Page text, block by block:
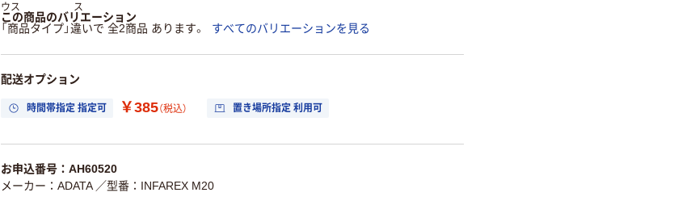
ウス
ス
この商品のバリエーション
「商品タイプ」違いで 全2商品 あります。
すべてのバリエーションを見る
配送オプション
時間帯指定 指定可 ￥385（税込） 置き場所指定 利用可
お申込番号：AH60520
メーカー：ADATA ／型番：INFAREX M20